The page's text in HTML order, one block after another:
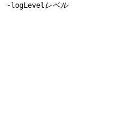
-logLevel レベル